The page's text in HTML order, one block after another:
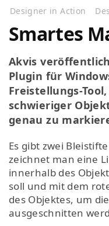
Designer in Action
Smartes
Akvis
Plugin für
Freistellungs-
schwieriger
genau zu
Es gibt zwei
zeichnet man eine
innerhalb des
soll und mit dem
des Objektes, um
ausgeschnitten